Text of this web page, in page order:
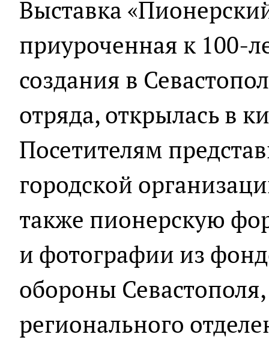
Выставка
приуроченная к 100-
создания в
отряда, открылась в
Посетителям
городской
также пионерскую
и фотографии из
обороны
регионального